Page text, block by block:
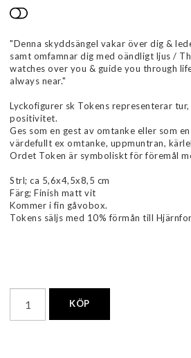
Lägg till i favoritlistan
"Denna skyddsängel vakar över dig &
samt omfamnar dig med oändligt ljus /
watches over you & guide you through
always near."
Lyckofigurer sk Tokens representerar
positivitet.
Ges som en gest av omtanke eller som
värdefullt ex omtanke, uppmuntran,
Ordet Token är symboliskt för föremål
Strl; ca 5,6x4,5x8,5 cm
Färg; Finish matt vit
Kommer i fin gåvobox.
Tokens säljs med 10% förmån till
KÖP